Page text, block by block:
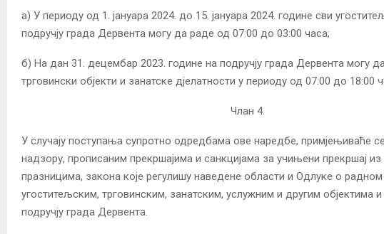
а) У периоду од 1. јануара 2024. до 15. јануара 2024. године сви
подручју града Дервента могу да раде од 07:00 до 03:00 часа;
б) На дан 31. децембар 2023. године на подручју града Дервента могу
трговински објекти и занатске дјелатности у периоду од 07:00 до 18:00
Члан 4.
У случају поступања супротно одредбама ове наредбе, примјењиваће
надзору, прописаним прекршајима и санкцијама за учињени прекршај
празницима, закона које регулишу наведене области и Одлуке о
угоститељским, трговинским, занатским, услужним и другим објектима
подручју града Дервента.